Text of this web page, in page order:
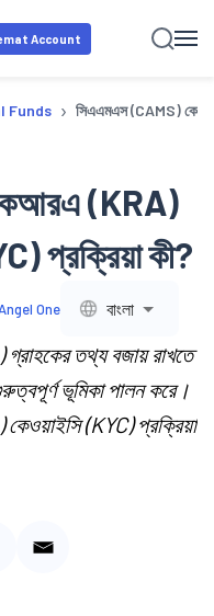
Account
Funds › সিএএমএস (CAMS)
(KRA)
প্রক্রিয়া কী?
One বাংলা
তথ্য বজায় রাখতে
ভূমিকা পালন করে।
(KYC) প্রক্রিয়া